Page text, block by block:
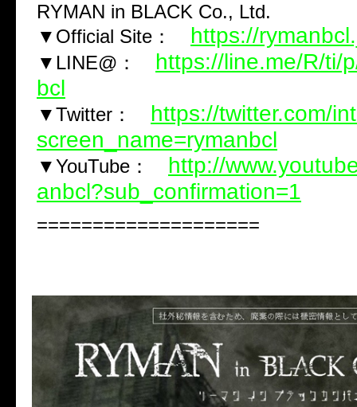
RYMAN in BLACK Co., Ltd.
▼Official Site： https://
▼LINE@： https://line.me/R/ti/
bcl
▼Twitter： https://twitter.com/
screen_name=rymanbcl
▼YouTube： http://
anbcl?sub_confirmation=1
====================